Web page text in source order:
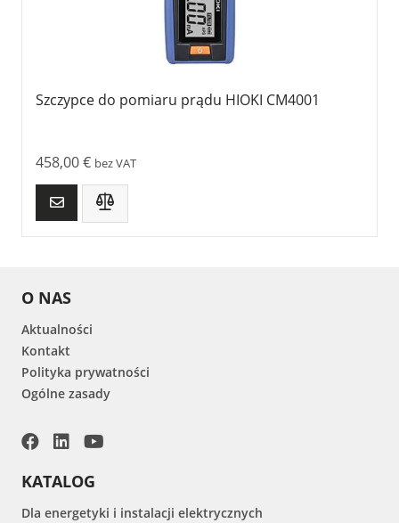
Szczypce do pomiaru prądu HIOKI CM4001
458,00€ bez VAT
O NAS
Aktualności
Kontakt
Polityka prywatności
Ogólne zasady
KATALOG
Dla energetyki i instalacji elektrycznych